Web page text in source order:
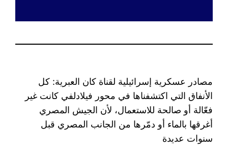
مصادر عسكرية إسرائيلية لقناة كان العبرية: كل
الأنفاق التي اكتشفناها في محور فيلادلفي كانت غير
فعّالة أو صالحة للاستعمال، لأن الجيش المصري
أغرقها بالماء أو دمّرها من الجانب المصري قبل
سنوات عديدة